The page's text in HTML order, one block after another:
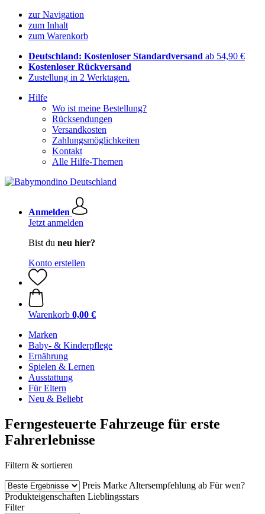
zur Navigation
zum Inhalt
zum Warenkorb
Deutschland: Kostenloser Standardversand ab 54,90 €
Kostenloser Rückversand
Zustellung in 2 Werktagen.
Hilfe
Wo ist meine Bestellung?
Rücksendungen
Versandkosten
Zahlungsmöglichkeiten
Kontakt
Alle Hilfe-Themen
Anmelden
Jetzt anmelden
Bist du neu hier?
Konto erstellen
Warenkorb 0,00 €
Marken
Baby- & Kinderpflege
Ernährung
Spielen & Lernen
Ausstattung
Für Eltern
Neu & Beliebt
Ferngesteuerte Fahrzeuge für erste
Fahrerlebnisse
Filtern & sortieren
Preis Marke Altersempfehlung ab Für wen?
Produkteigenschaften Lieblingsstars
Filter